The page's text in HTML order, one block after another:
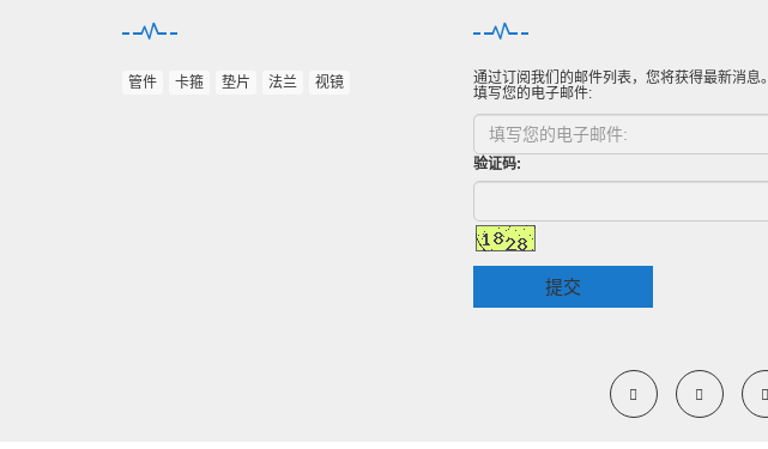
管件 卡箍 垫片 法兰 视镜
通过订阅我们的邮件列表，您将获得最新消息。
填写您的电子邮件:
验证码:
提交